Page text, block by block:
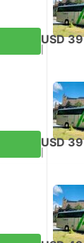
USD 39
USD 39